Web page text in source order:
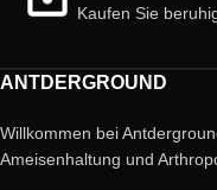
Kaufen Sie
ANTDERGROUND
Willkommen bei
Ameisenhaltung und